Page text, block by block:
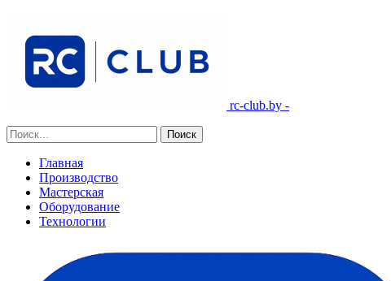
rc-club.by -
Главная
Производство
Мастерская
Оборудование
Технологии